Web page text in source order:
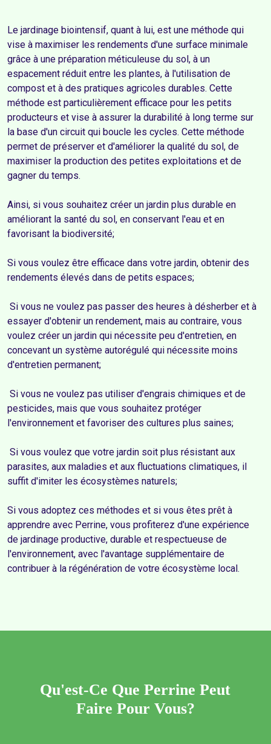
Le jardinage biointensif, quant à lui, est une méthode qui
vise à maximiser les rendements d'une surface minimale
grâce à une préparation méticuleuse du sol, à un
espacement réduit entre les plantes, à l'utilisation de
compost et à des pratiques agricoles durables. Cette
méthode est particulièrement efficace pour les petits
producteurs et vise à assurer la durabilité à long terme sur
la base d'un circuit qui boucle les cycles. Cette méthode
permet de préserver et d'améliorer la qualité du sol, de
maximiser la production des petites exploitations et de
gagner du temps.
Ainsi, si vous souhaitez créer un jardin plus durable en
améliorant la santé du sol, en conservant l'eau et en
favorisant la biodiversité;
Si vous voulez être efficace dans votre jardin, obtenir des
rendements élevés dans de petits espaces;
essayer d'obtenir un rendement, mais au contraire, vous
voulez créer un jardin qui nécessite peu d'entretien, en
concevant un système autorégulé qui nécessite moins
d'entretien permanent;
pesticides, mais que vous souhaitez protéger
l'environnement et favoriser des cultures plus saines;
parasites, aux maladies et aux fluctuations climatiques, il
suffit d'imiter les écosystèmes naturels;
Si vous adoptez ces méthodes et si vous êtes prêt à
apprendre avec Perrine, vous profiterez d'une expérience
de jardinage productive, durable et respectueuse de
l'environnement, avec l'avantage supplémentaire de
contribuer à la régénération de votre écosystème local.
Qu'est-Ce Que Perrine Peut
Faire Pour Vous?